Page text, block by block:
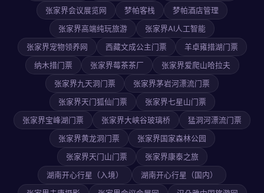
张家界会议展览网 梦帕客栈 梦帕酒店管理
张家界高端纯玩旅游 张家界AI人工智能
张家界宠物领养网 西藏文成公主门票 羊卓雍措湖门票
纳木措门票 张家界莓茶茶厂 张家界爱爬山哈拉夫
张家界九天洞门票 张家界茅岩河漂流门票
张家界天门狐仙门票 张家界七星山门票
张家界宝峰湖门票 张家界大峡谷玻璃桥 猛洞河漂流门票
张家界黄龙洞门票 张家界国家森林公园
张家界天门山门票 张家界康泰之旅
湖南开心行星（入境） 湖南开心行星（国内）